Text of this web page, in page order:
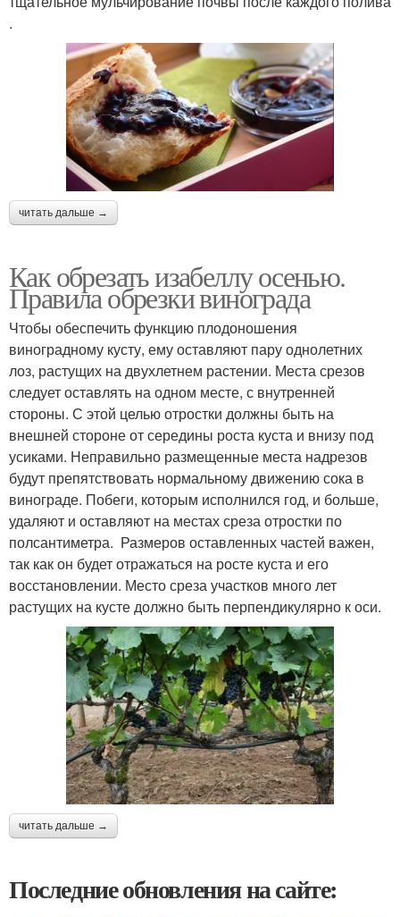
.
читать дальше →
Как обрезать изабеллу осенью.
Правила обрезки винограда
Чтобы обеспечить функцию плодоношения
виноградному кусту, ему оставляют пару однолетних
лоз, растущих на двухлетнем растении. Места срезов
следует оставлять на одном месте, с внутренней
стороны. С этой целью отростки должны быть на
внешней стороне от середины роста куста и внизу под
усиками. Неправильно размещенные места надрезов
будут препятствовать нормальному движению сока в
винограде. Побеги, которым исполнился год, и больше,
удаляют и оставляют на местах среза отростки по
полсантиметра. Размеров оставленных частей важен,
так как он будет отражаться на росте куста и его
восстановлении. Место среза участков много лет
растущих на кусте должно быть перпендикулярно к оси.
читать дальше →
Последние обновления на сайте: